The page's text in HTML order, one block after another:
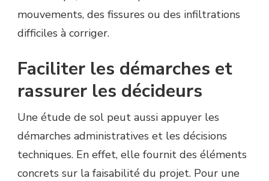
mouvements, des fissures ou des infiltrations
difficiles à corriger.
Faciliter les démarches et
rassurer les décideurs
Une étude de sol peut aussi appuyer les
démarches administratives et les décisions
techniques. En effet, elle fournit des éléments
concrets sur la faisabilité du projet. Pour une